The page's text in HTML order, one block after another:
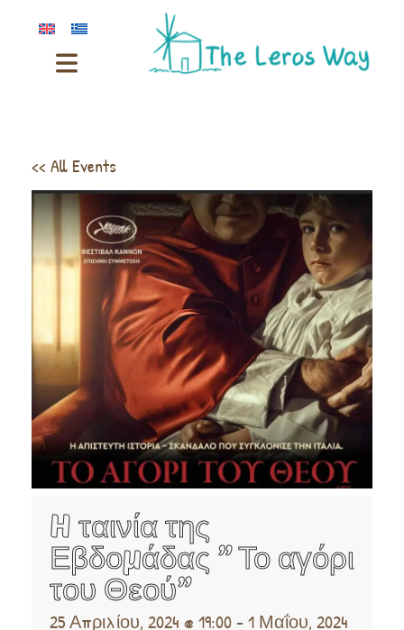
<< All Events
H ταινία της
Εβδομάδας ” Το αγόρι
του Θεού”
25 Απριλίου, 2024 @ 19:00-1 Μαΐου, 2024